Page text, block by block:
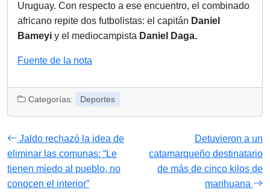
Uruguay. Con respecto a ese encuentro, el combinado
africano repite dos futbolistas: el capitán Daniel
Bameyi y el mediocampista Daniel Daga.
Fuente de la nota
Categorías: Deportes
Jaldo rechazó la idea de
eliminar las comunas: “Le
tienen miedo al pueblo, no
conocen el interior”
Detuvieron a un
catamarqueño destinatario
de más de cinco kilos de
marihuana